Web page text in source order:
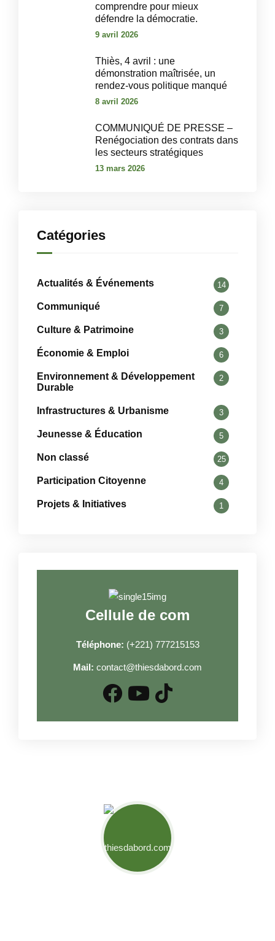
comprendre pour mieux
défendre la démocratie.
9 avril 2026
‎Thiès, 4 avril : une
démonstration maîtrisée, un
rendez-vous politique manqué‎
8 avril 2026
COMMUNIQUÉ DE PRESSE –
Renégociation des contrats dans
les secteurs stratégiques
13 mars 2026
Catégories
Actualités & Événements 14
Communiqué 7
Culture & Patrimoine 3
Économie & Emploi 6
Environnement & Développement
Durable
2
Infrastructures & Urbanisme 3
Jeunesse & Éducation 5
Non classé 25
Participation Citoyenne 4
Projets & Initiatives 1
Cellule de com
Téléphone: (+221) 777215153
Mail: contact@thiesdabord.com